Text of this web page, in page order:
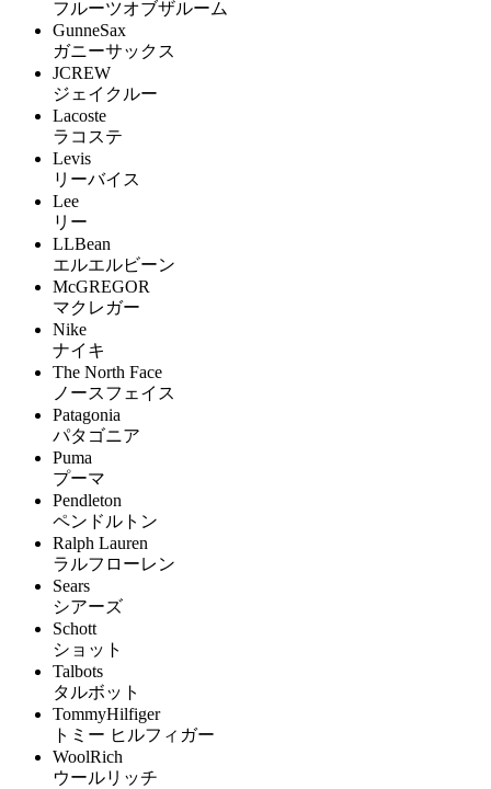
フルーツオブザルーム
GunneSax
ガニーサックス
JCREW
ジェイクルー
Lacoste
ラコステ
Levis
リーバイス
Lee
リー
LLBean
エルエルビーン
McGREGOR
マクレガー
Nike
ナイキ
The North Face
ノースフェイス
Patagonia
パタゴニア
Puma
プーマ
Pendleton
ペンドルトン
Ralph Lauren
ラルフローレン
Sears
シアーズ
Schott
ショット
Talbots
タルボット
TommyHilfiger
トミー ヒルフィガー
WoolRich
ウールリッチ